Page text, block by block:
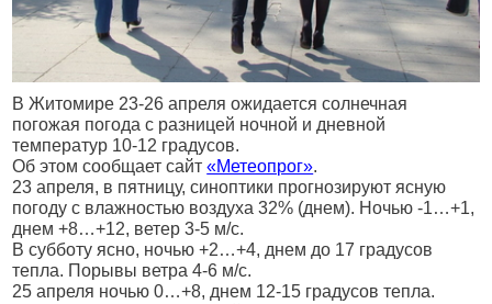
В Житомире 23-26 апреля ожидается солнечная
погожая погода с разницей ночной и дневной
температур 10-12 градусов.
Об этом сообщает сайт«Метеопрог».
23 апреля, в пятницу, синоптики прогнозируют ясную
погоду с влажностью воздуха 32% (днем). Ночью -1…+1,
днем +8…+12, ветер 3-5 м/с.
В субботу ясно, ночью +2…+4, днем до 17 градусов
тепла. Порывы ветра 4-6 м/с.
25 апреля ночью 0…+8, днем 12-15 градусов тепла.